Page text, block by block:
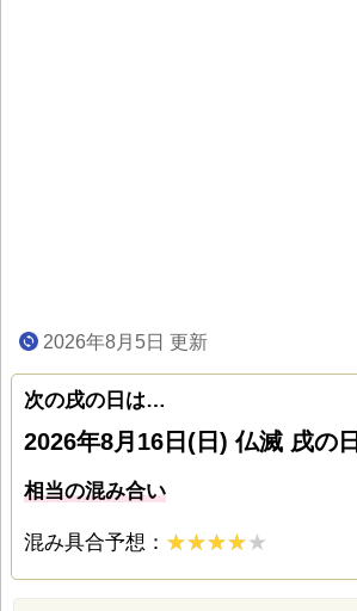
2026年8月5日 更新
次の戌の日は…
2026年8月16日(日) 仏滅 戌の日
相当の混み合い
混み具合予想：